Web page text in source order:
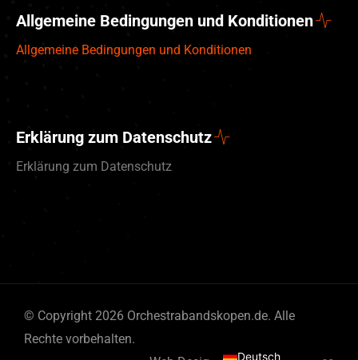
Allgemeine Bedingungen und Konditionen
Allgemeine Bedingungen und Konditionen
Erklärung zum Datenschutz
Erklärung zum Datenschutz
© Copyright 2026 Orchestrabandskopen.de. Alle
Rechte vorbehalten.
Deutsch